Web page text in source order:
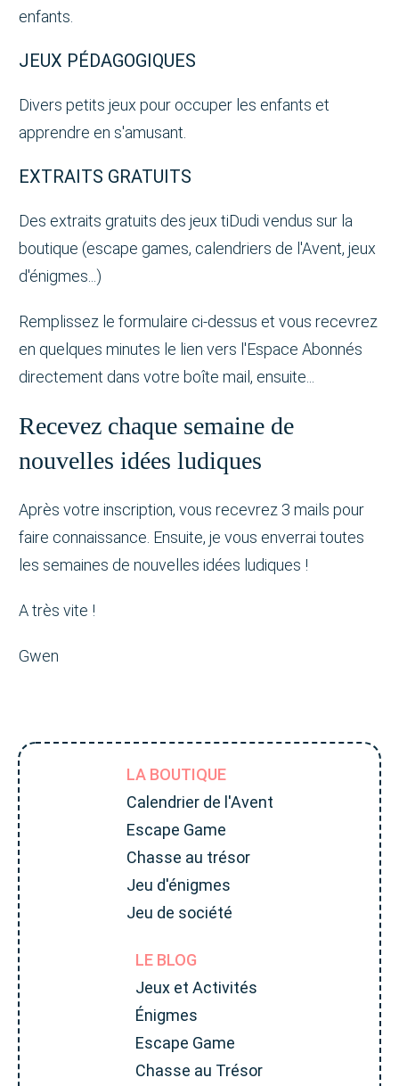
enfants.
JEUX PÉDAGOGIQUES
Divers petits jeux pour occuper les enfants et
apprendre en s'amusant.
EXTRAITS GRATUITS
Des extraits gratuits des jeux tiDudi vendus sur la
boutique (escape games, calendriers de l'Avent, jeux
d'énigmes...)
Remplissez le formulaire ci-dessus et vous recevrez
en quelques minutes le lien vers l'Espace Abonnés
directement dans votre boîte mail, ensuite...
Recevez chaque semaine de
nouvelles idées ludiques
Après votre inscription, vous recevrez 3 mails pour
faire connaissance. Ensuite, je vous enverrai toutes
les semaines de nouvelles idées ludiques !
A très vite !
Gwen
LA BOUTIQUE
Calendrier de l'Avent
Escape Game
Chasse au trésor
Jeu d'énigmes
Jeu de société
LE BLOG
Jeux et Activités
Énigmes
Escape Game
Chasse au Trésor